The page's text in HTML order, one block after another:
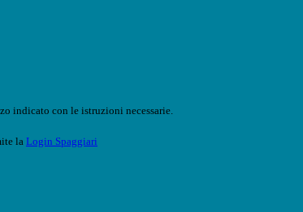
indicato con le istruzioni necessarie.
la Login Spaggiari